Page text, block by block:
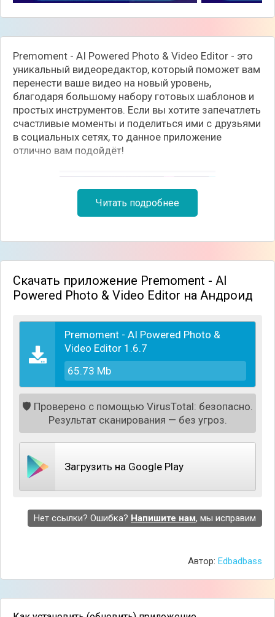
Premoment - AI Powered Photo & Video Editor - это
уникальный видеоредактор, который поможет вам
перенести ваше видео на новый уровень,
благодаря большому набору готовых шаблонов и
простых инструментов. Если вы хотите запечатлеть
счастливые моменты и поделиться ими с друзьями
в социальных сетях, то данное приложение
отлично вам подойдёт!
Одним из главных преимуществ редактора
является то, что в вашем распоряжении здесь
использовать для связки разных частей видео или
вставить в любой подходящий момент. Также, есть
анимации переходов, среди которых вы найдёте:
потенциал и создать по-настоящему оригинальный
контент.
Читать подробнее
Скачать приложение Premoment - AI
Powered Photo & Video Editor на Андроид
Premoment - AI Powered Photo &
Video Editor 1.6.7
65.73 Mb
🛡️ Проверено с помощью VirusTotal: безопасно.
Результат сканирования — без угроз.
Загрузить на Google Play
Нет ссылки? Ошибка? Напишите нам, мы исправим
Автор: Edbadbass